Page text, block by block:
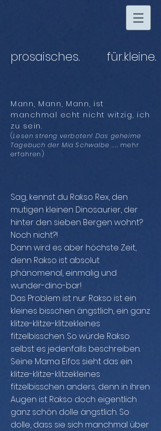
prosaisches. für.kleine.
Mann, Mann, Mann, ist
manchmal echt nicht witzig, ich
zu sein.
(Lesen streng verboten! Das geheime
Tagebuch der Mia Schwalbe .... mehr
erfahren )
Sag, kennst du Rakso Rex, den
mutigen kleinen Dinosaurier, der
hinter den sieben Bergen wohnt?
Noch nicht?!
Dann wird es aber höchste Zeit,
denn Rakso ist absolut
phänomenal, einmalig und
wunder-dino-bar!
Das Problem ist nur: Rakso ist ein
kleines bisschen ängstlich, ein ganz
klitze-klitze-klitzekleines
fitzelbisschen. So würde Rakso
selbst es jedenfalls beschreiben.
Seine Mama Eifos sieht das ein
klitze-klitze-klitzekleines
fitzelbisschen anders, denn in ihren
Augen ist Rakso doch eigentlich
ganz schön dolle ängstlich. So
dolle, dass sie sich manchmal über